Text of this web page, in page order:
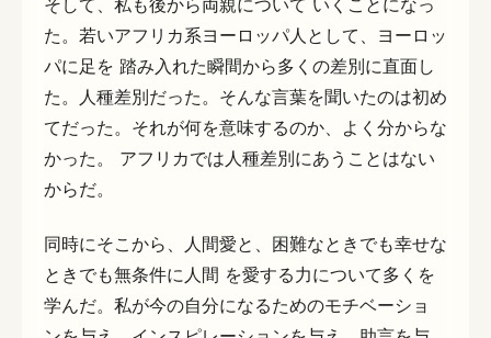
た。若いアフリカ系ヨーロッパ人として、ヨーロッ
パに足を 踏み入れた瞬間から多くの差別に直面し
た。人種差別だった。そんな言葉を聞いたのは初め
てだった。それが何を意味するのか、よく分からな
かった。 アフリカでは人種差別にあうことはない
からだ。
同時にそこから、人間愛と、困難なときでも幸せな
ときでも無条件に人間 を愛する力について多くを
学んだ。私が今の自分になるためのモチベーショ